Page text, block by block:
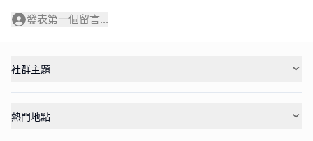
發表第一個留言...
社群主題
熱門地點